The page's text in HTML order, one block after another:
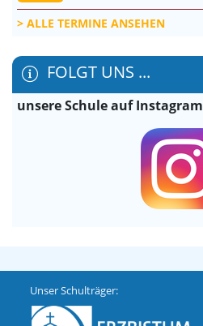
ALLE TERMINE ANSEHEN
FOLGT UNS ...
unsere Schule auf Instagram
Unser Schulträger: